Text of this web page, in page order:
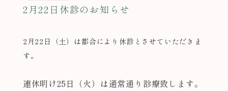
2月22日休診のお知らせ
2月22日（土）は都合により休診とさせていただきま
す。
連休明け25日（火）は通常通り診療致します。